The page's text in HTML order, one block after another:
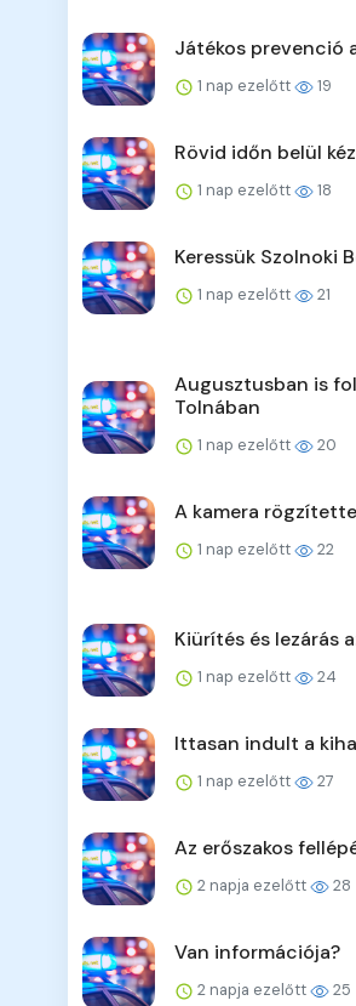
Játékos prevenció
1 nap ezelőtt 19
Rövid időn belül
1 nap ezelőtt 18
Keressük Szolnoki
1 nap ezelőtt 21
Augusztusban is
Tolnában
1 nap ezelőtt 20
A kamera
1 nap ezelőtt 22
Kiürítés és lezárás
1 nap ezelőtt 24
Ittasan indult a
1 nap ezelőtt 27
Az erőszakos
2 napja ezelőtt 28
Van információja?
2 napja ezelőtt 25